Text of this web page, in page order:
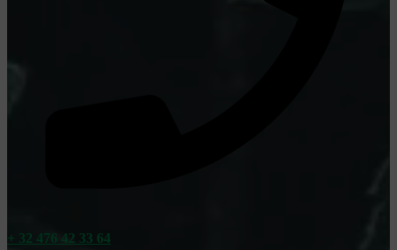
+ 32 476 42 33 64